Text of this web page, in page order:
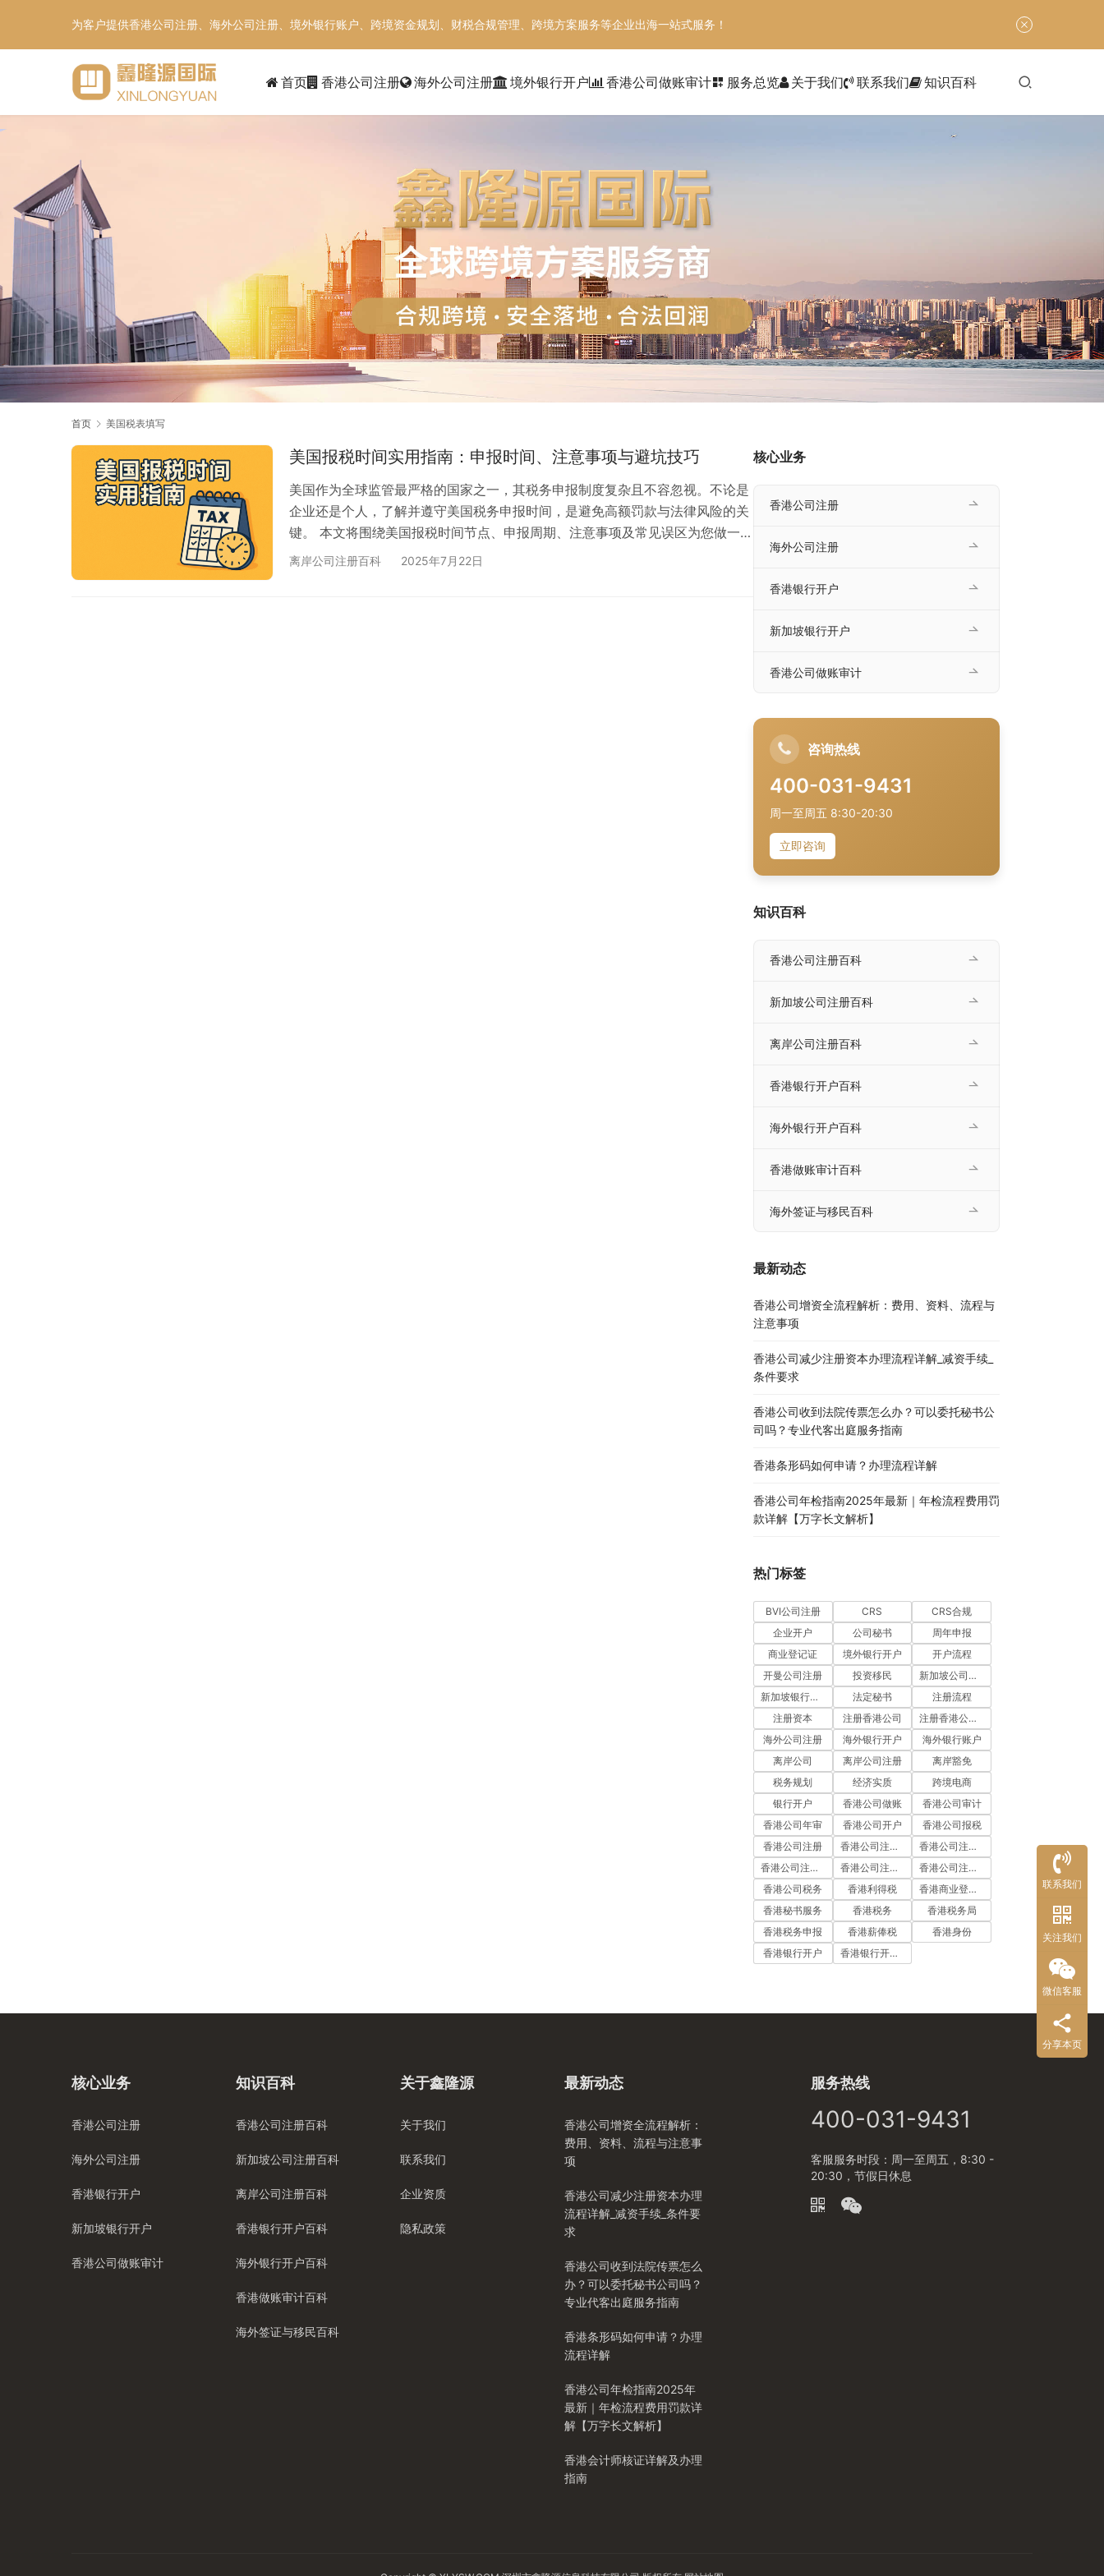
为客户提供香港公司注册、海外公司注册、境外银行账户、跨境资金规划、财税合规管理、跨境方案服务等企业出海一站式服务！
首页 香港公司注册 海外公司注册 境外银行开户 香港公司做账审计dashboard_customize 服务总览 关于我们 联系我们 知识百科
首页 美国税表填写
美国报税时间实用指南：申报时间、注意事项与避坑技巧
美国作为全球监管最严格的国家之一，其税务申报制度复杂且不容忽视。不论是
企业还是个人，了解并遵守美国税务申报时间，是避免高额罚款与法律风险的关
键。 本文将围绕美国报税时间节点、申报周期、注意事项及常见误区为您做一份
实用整理，无论您是准备投资美国、拥有美国收入，还是设有美国公司，都值得
离岸公司注册百科 2025年7月22日
核心业务
香港公司注册
海外公司注册
香港银行开户
新加坡银行开户
香港公司做账审计
咨询热线
400-031-9431
周一至周五 8:30-20:30
立即咨询
知识百科
香港公司注册百科
新加坡公司注册百科
离岸公司注册百科
香港银行开户百科
海外银行开户百科
香港做账审计百科
海外签证与移民百科
最新动态
香港公司增资全流程解析：费用、资料、流程与
注意事项
香港公司减少注册资本办理流程详解_减资手续_
条件要求
香港公司收到法院传票怎么办？可以委托秘书公
司吗？专业代客出庭服务指南
香港条形码如何申请？办理流程详解
香港公司年检指南2025年最新｜年检流程费用罚
款详解【万字长文解析】
热门标签
BVI公司注册 CRS
CRS合规
企业开户
公司秘书
周年申报
商业登记证
境外银行开户
开户流程
开曼公司注册
投资移民
新加坡公司注册
新加坡银行开户
法定秘书
注册流程
注册资本
注册香港公司
注册香港公司流程
海外公司注册
海外银行开户
海外银行账户
离岸公司
离岸公司注册
离岸豁免
税务规划
经济实质
跨境电商
银行开户
香港公司做账
香港公司审计
香港公司年审
香港公司开户
香港公司报税
香港公司注册
香港公司注册代办
香港公司注册处
香港公司注册流程
香港公司注册费用
香港公司注册资料
香港公司税务
香港利得税
香港商业登记证
香港秘书服务
香港税务
香港税务局
香港税务申报
香港薪俸税
香港身份
香港银行开户
香港银行开户流程
核心业务
香港公司注册
海外公司注册
香港银行开户
新加坡银行开户
香港公司做账审计
知识百科
香港公司注册百科
新加坡公司注册百科
离岸公司注册百科
香港银行开户百科
海外银行开户百科
香港做账审计百科
海外签证与移民百科
关于鑫隆源
关于我们
联系我们
企业资质
隐私政策
最新动态
香港公司增资全流程解析：
费用、资料、流程与注意事
项
香港公司减少注册资本办理
流程详解_减资手续_条件要
求
香港公司收到法院传票怎么
办？可以委托秘书公司吗？
专业代客出庭服务指南
香港条形码如何申请？办理
流程详解
香港公司年检指南2025年
最新｜年检流程费用罚款详
解【万字长文解析】
香港会计师核证详解及办理
指南
服务热线
400-031-9431
客服服务时段：周一至周五，8:30 -
20:30，节假日休息
联系我们
关注我们
微信客服
分享本页